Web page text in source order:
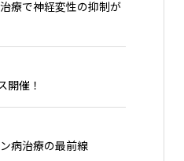
療で神経変性の抑制が
開催！
病治療の最前線